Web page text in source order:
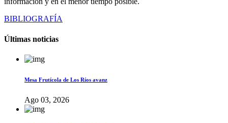
BIBLIOGRAFÍA
Últimas noticias
Mesa Frutícola de Los Ríos avanz
Ago 03, 2026